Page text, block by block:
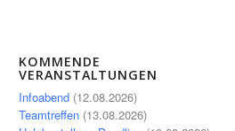
Office 365
KOMMENDE
VERANSTALTUNGEN
Infoabend (12.08.2026)
Teamtreffen (13.08.2026)